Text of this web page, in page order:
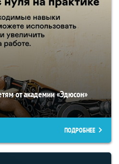
от академии «Эдюсон»
ПОДРОБНЕЕ